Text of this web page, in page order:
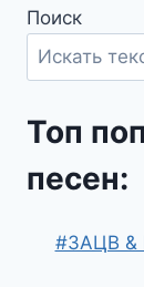
Поиск
Топ
песен:
#ЗАЦВ &